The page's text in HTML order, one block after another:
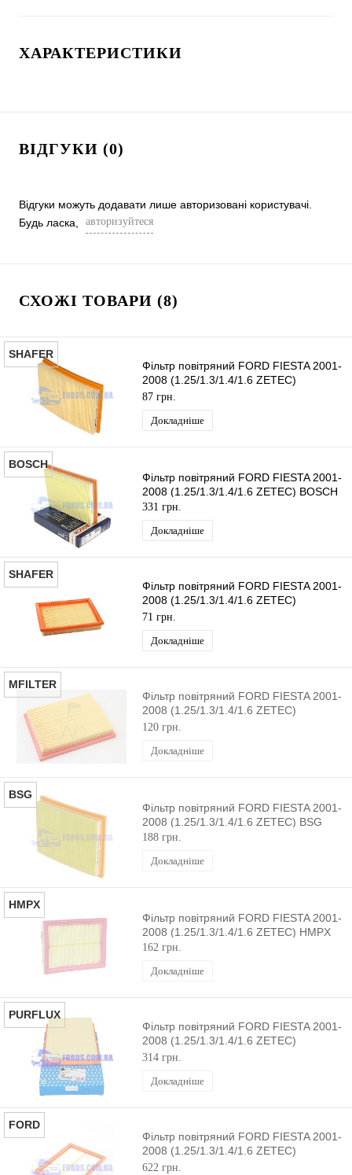
ХАРАКТЕРИСТИКИ
ВІДГУКИ (0)
Відгуки можуть додавати лише авторизовані користувачі.
Будь ласка,
авторизуйтеся
СХОЖІ ТОВАРИ (8)
SHAFER
Фільтр повітряний FORD FIESTA 2001-
2008 (1.25/1.3/1.4/1.6 ZETEC)
SHAFER
87 грн.
Докладніше
BOSCH
Фільтр повітряний FORD FIESTA 2001-
2008 (1.25/1.3/1.4/1.6 ZETEC) BOSCH
331 грн.
Докладніше
SHAFER
Фільтр повітряний FORD FIESTA 2001-
2008 (1.25/1.3/1.4/1.6 ZETEC)
SHAFER
71 грн.
Докладніше
MFILTER
Фільтр повітряний FORD FIESTA 2001-
2008 (1.25/1.3/1.4/1.6 ZETEC)
MFILTER
120 грн.
Докладніше
BSG
Фільтр повітряний FORD FIESTA 2001-
2008 (1.25/1.3/1.4/1.6 ZETEC) BSG
188 грн.
Докладніше
HMPX
Фільтр повітряний FORD FIESTA 2001-
2008 (1.25/1.3/1.4/1.6 ZETEC) HMPX
162 грн.
Докладніше
PURFLUX
Фільтр повітряний FORD FIESTA 2001-
2008 (1.25/1.3/1.4/1.6 ZETEC)
PURFLUX
314 грн.
Докладніше
FORD
Фільтр повітряний FORD FIESTA 2001-
2008 (1.25/1.3/1.4/1.6 ZETEC)
ORIGINAL
622 грн.